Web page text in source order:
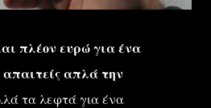
πλέον ευρώ για ένα
απλά την
τα λεφτά για ένα